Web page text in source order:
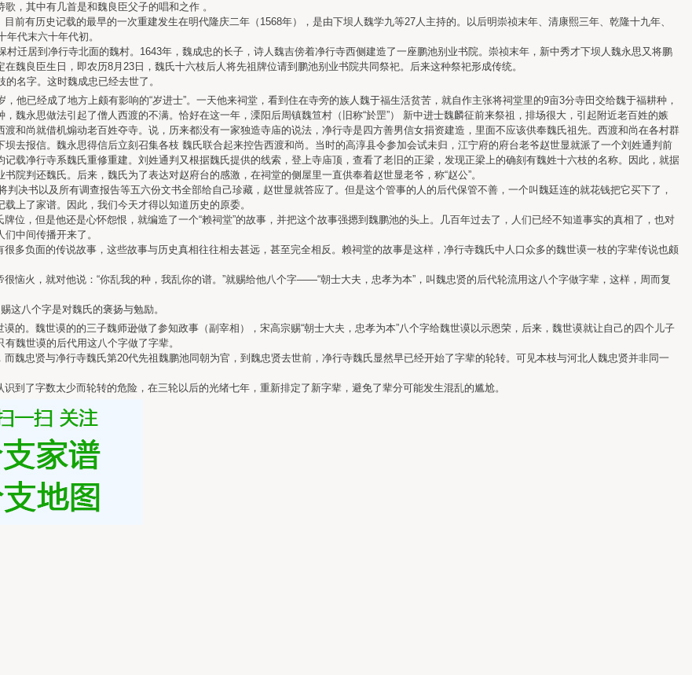
，其中有几首是和魏良臣父子的唱和之作 。
有历史记载的最早的一次重建发生在明代隆庆二年（1568年），是由下坝人魏学九等27人主持的。以后明崇祯末年、清康熙三年、乾隆十九年、
代末六十年代初。
迁居到净行寺北面的魏村。1643年，魏成忠的长子，诗人魏吉傍着净行寺西侧建造了一座鹏池别业书院。崇祯末年，新中秀才下坝人魏永思又将鹏
魏良臣生日，即农历8月23日，魏氏十六枝后人将先祖牌位请到鹏池别业书院共同祭祀。后来这种祭祀形成传统。
名字。这时魏成忠已经去世了。
他已经成了地方上颇有影响的“岁进士”。一天他来祠堂，看到住在寺旁的族人魏于福生活贫苦，就自作主张将祠堂里的9亩3分寺田交给魏于福耕种，
魏永思做法引起了僧人西渡的不满。恰好在这一年，溧阳后周镇魏笪村（旧称“於罡”） 新中进士魏麟征前来祭祖，排场很大，引起附近老百姓的嫉
和尚就借机煽动老百姓夺寺。说，历来都没有一家独造寺庙的说法，净行寺是四方善男信女捐资建造，里面不应该供奉魏氏祖先。西渡和尚在各村群
去报信。魏永思得信后立刻召集各枝 魏氏联合起来控告西渡和尚。当时的高淳县令参加会试未归，江宁府的府台老爷赵世显就派了一个刘姓通判前
载净行寺系魏氏重修重建。刘姓通判又根据魏氏提供的线索，登上寺庙顶，查看了老旧的正梁，发现正梁上的确刻有魏姓十六枝的名称。因此，就据
院判还魏氏。后来，魏氏为了表达对赵府台的感激，在祠堂的侧屋里一直供奉着赵世显老爷，称“赵公”。
决书以及所有调查报告等五六份文书全部给自己珍藏，赵世显就答应了。但是这个管事的人的后代保管不善，一个叫魏廷连的就花钱把它买下了，
上了家谱。因此，我们今天才得以知道历史的原委。
位，但是他还是心怀怨恨，就编造了一个“赖祠堂”的故事，并把这个故事强摁到魏鹏池的头上。几百年过去了，人们已经不知道事实的真相了，也对
中间传播开来了。
多负面的传说故事，这些故事与历史真相往往相去甚远，甚至完全相反。赖祠堂的故事是这样，净行寺魏氏中人口众多的魏世谟一枝的字辈传说也颇
恼火，就对他说：“你乱我的种，我乱你的谱。”就赐给他八个字——“朝士大夫，忠孝为本”，叫魏忠贤的后代轮流用这八个字做字辈，这样，周而复
这八个字是对魏氏的褒扬与勉励。
的。魏世谟的的三子魏师逊做了参知政事（副宰相），宋高宗赐“朝士大夫，忠孝为本”八个字给魏世谟以示恩荣，后来，魏世谟就让自己的四个儿子
魏世谟的后代用这八个字做了字辈。
魏忠贤与净行寺魏氏第20代先祖魏鹏池同朝为官，到魏忠贤去世前，净行寺魏氏显然早已经开始了字辈的轮转。可见本枝与河北人魏忠贤并非同一
了字数太少而轮转的危险，在三轮以后的光绪七年，重新排定了新字辈，避免了辈分可能发生混乱的尴尬。